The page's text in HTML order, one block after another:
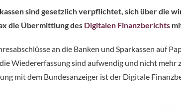
sind gesetzlich verpflichtet, sich über
die Übermittlung des Digitalen Finanzberichts
an die Banken und Sparkassen auf
Wiedererfassung sind aufwendig und nicht
mit dem Bundesanzeiger ist der Digitale